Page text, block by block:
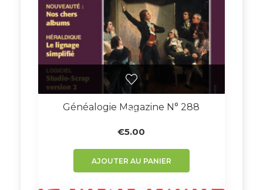
Généalogie Magazine N° 288
€5.00
AJOUTER AU PANIER